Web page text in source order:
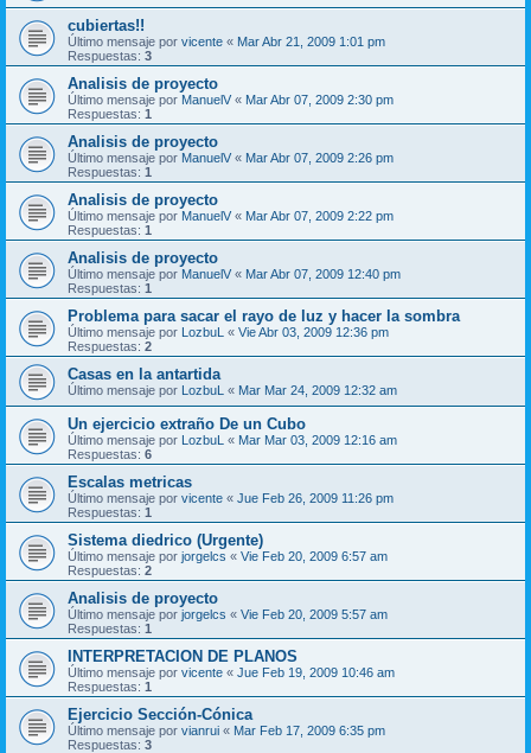
cubiertas!!
Último mensaje por vicente « Mar Abr 21, 2009 1:01 pm
Respuestas: 3
Analisis de proyecto
Último mensaje por ManuelV « Mar Abr 07, 2009 2:30 pm
Respuestas: 1
Analisis de proyecto
Último mensaje por ManuelV « Mar Abr 07, 2009 2:26 pm
Respuestas: 1
Analisis de proyecto
Último mensaje por ManuelV « Mar Abr 07, 2009 2:22 pm
Respuestas: 1
Analisis de proyecto
Último mensaje por ManuelV « Mar Abr 07, 2009 12:40 pm
Respuestas: 1
Problema para sacar el rayo de luz y hacer la sombra
Último mensaje por LozbuL « Vie Abr 03, 2009 12:36 pm
Respuestas: 2
Casas en la antartida
Último mensaje por LozbuL « Mar Mar 24, 2009 12:32 am
Un ejercicio extraño De un Cubo
Último mensaje por LozbuL « Mar Mar 03, 2009 12:16 am
Respuestas: 6
Escalas metricas
Último mensaje por vicente « Jue Feb 26, 2009 11:26 pm
Respuestas: 1
Sistema diedrico (Urgente)
Último mensaje por jorgelcs « Vie Feb 20, 2009 6:57 am
Respuestas: 2
Analisis de proyecto
Último mensaje por jorgelcs « Vie Feb 20, 2009 5:57 am
Respuestas: 1
INTERPRETACION DE PLANOS
Último mensaje por vicente « Jue Feb 19, 2009 10:46 am
Respuestas: 1
Ejercicio Sección-Cónica
Último mensaje por vianrui « Mar Feb 17, 2009 6:35 pm
Respuestas: 3